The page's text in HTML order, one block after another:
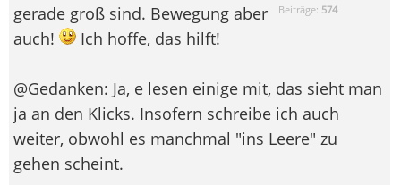
Beiträge: 574
gerade groß sind. Bewegung aber
auch!
Ich hoffe, das hilft!
@Gedanken: Ja, e lesen einige mit, das sieht man
ja an den Klicks. Insofern schreibe ich auch
weiter, obwohl es manchmal "ins Leere" zu
gehen scheint.